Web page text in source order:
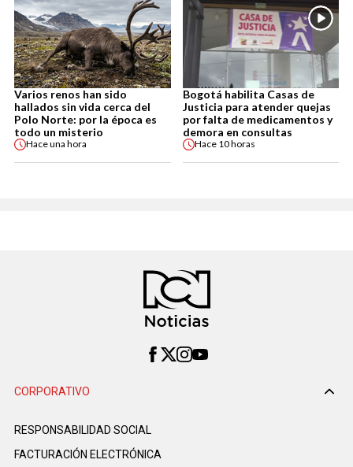
Varios renos han sido
hallados sin vida cerca del
Polo Norte: por la época es
todo un misterio
Haceuna hora
Bogotá habilita Casas de
Justicia para atender quejas
por falta de medicamentos y
demora en consultas
Hace 10 horas
CORPORATIVO
RESPONSABILIDAD SOCIAL
FACTURACIÓN ELECTRÓNICA